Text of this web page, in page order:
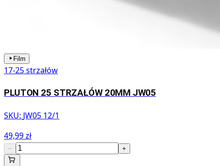
Film
17-25 strzałów
PLUTON 25 STRZAŁÓW 20MM JW05
SKU: JW05 12/1
49,99 zł
− +